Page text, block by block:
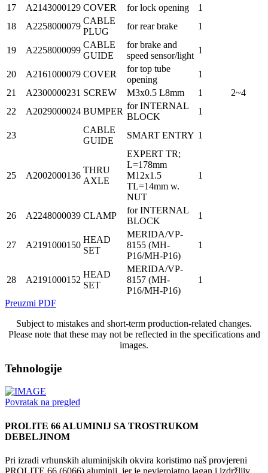
17
A2143000129 COVER for lock opening
1
18
A2258000079
CABLE
PLUG
for rear brake 1
19 A2258000099
CABLE
GUIDE
for brake and
speed sensor/light
1
20 A2161000079 COVER
for top tube
opening
1
21
A2300000231 SCREW M3x0.5 L8mm 1
2~4
22
A2029000024 BUMPER
for INTERNAL
BLOCK
1
23
CABLE
GUIDE
SMART ENTRY 1
25 A2002000136
THRU
AXLE
EXPERT TR;
L=178mm
M12x1.5
TL=14mm w.
NUT
1
26 A2248000039 CLAMP
for INTERNAL
BLOCK
1
27 A2191000150
HEAD
SET
MERIDA/VP-
8155 (MH-
P16/MH-P16)
1
28 A2191000152
HEAD
SET
MERIDA/VP-
8157 (MH-
P16/MH-P16)
1
Preuzmi PDF
Subject to mistakes and short-term production-related changes.
Please note that these may not be reflected in the specifications and
images.
Tehnologije
Povratak na pregled
PROLITE 66 ALUMINIJ SA TROSTRUKOM
DEBELJINOM
Pri izradi vrhunskih aluminijskih okvira koristimo naš provjereni
PROLITE 66 (6066) aluminij, jer je nevjerojatno lagan i izdržljiv.